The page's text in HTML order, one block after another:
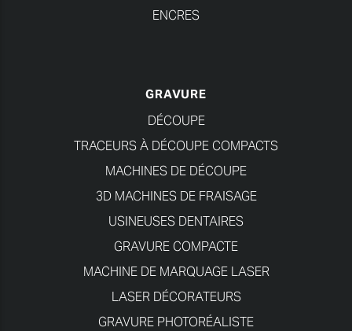
ENCRES
GRAVURE
DÉCOUPE
TRACEURS À DÉCOUPE COMPACTS
MACHINES DE DÉCOUPE
3D MACHINES DE FRAISAGE
USINEUSES DENTAIRES
GRAVURE COMPACTE
MACHINE DE MARQUAGE LASER
LASER DÉCORATEURS
GRAVURE PHOTORÉALISTE